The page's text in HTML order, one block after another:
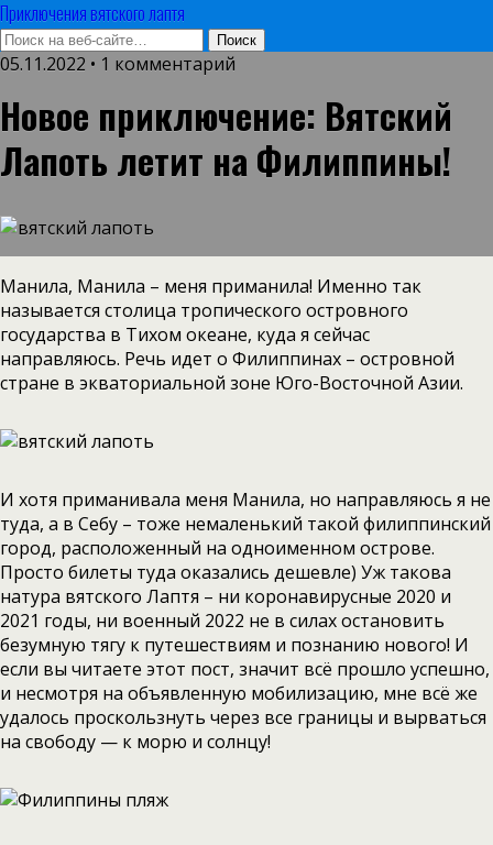
Приключения вятского лаптя
05.11.2022 • 1 комментарий
Новое приключение: Вятский
Лапоть летит на Филиппины!
Манила, Манила – меня приманила! Именно так
называется столица тропического островного
государства в Тихом океане, куда я сейчас
направляюсь. Речь идет о Филиппинах – островной
стране в экваториальной зоне Юго-Восточной Азии.
И хотя приманивала меня Манила, но направляюсь я не
туда, а в Себу – тоже немаленький такой филиппинский
город, расположенный на одноименном острове.
Просто билеты туда оказались дешевле) Уж такова
натура вятского Лаптя – ни коронавирусные 2020 и
2021 годы, ни военный 2022 не в силах остановить
безумную тягу к путешествиям и познанию нового! И
если вы читаете этот пост, значит всё прошло успешно,
и несмотря на объявленную мобилизацию, мне всё же
удалось проскользнуть через все границы и вырваться
на свободу — к морю и солнцу!